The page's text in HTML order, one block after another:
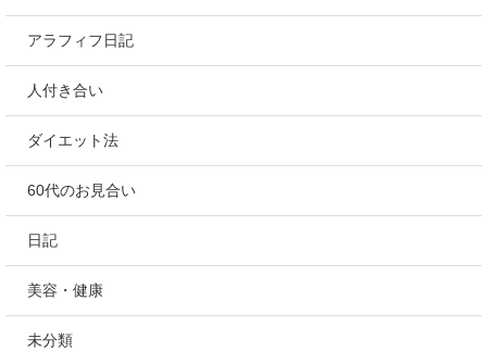
アラフィフ日記
人付き合い
ダイエット法
60代のお見合い
日記
美容・健康
未分類